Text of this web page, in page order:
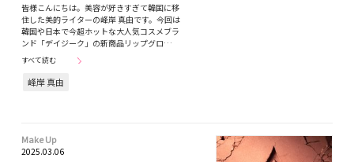
皆様こんにちは。美容が好きすぎて韓国に移
住した美的ライターの峰岸 真由です。今回は
韓国や日本で今超ホットな大人気コスメブラ
ンド「デイジーク」の新商品リップグロ…
すべて読む
峰岸 真由
Make Up
2025.03.06